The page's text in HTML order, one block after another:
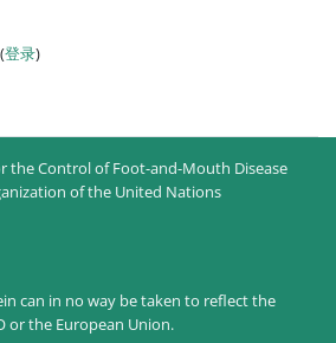
登录)
the Control of Foot-and-Mouth Disease
of the United Nations
can in no way be taken to reflect the
or the European Union.